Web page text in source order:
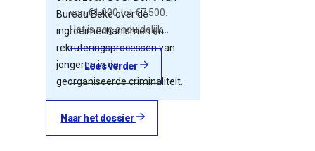
Bureau Beke over de
ingroeimechanismen en
rekruteringsprocessen van
jongeren in de
georganiseerde criminaliteit.
Naar het dossier
van €1.000 tot €7.500.
Het is nog onduidelijk…
Lees verder